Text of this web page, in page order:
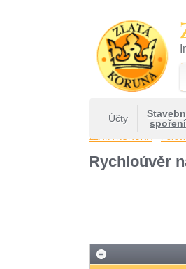
Účty
spoření
ZLATÁ KORUNA»
Rychloúvěr